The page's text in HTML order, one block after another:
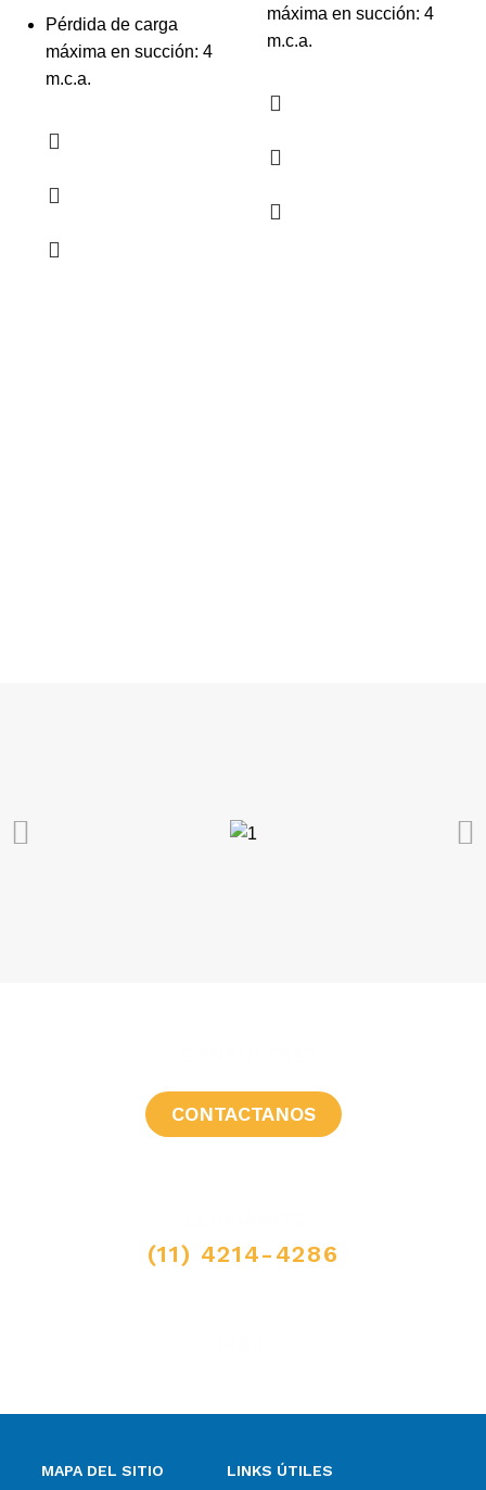
Pérdida de carga
máxima en succión: 4
m.c.a.
máxima en succión: 4
m.c.a.
CONTACTANOS
(11) 4214-4286
MAPA DEL SITIO LINKS ÚTILES